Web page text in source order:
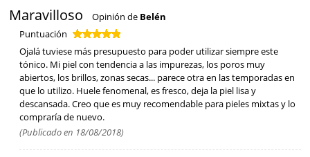
Maravilloso Opinión de Belén
Puntuación
Ojalá tuviese más presupuesto para poder utilizar siempre este
tónico. Mi piel con tendencia a las impurezas, los poros muy
abiertos, los brillos, zonas secas... parece otra en las temporadas en
que lo utilizo. Huele fenomenal, es fresco, deja la piel lisa y
descansada. Creo que es muy recomendable para pieles mixtas y lo
compraría de nuevo.
(Publicado en 18/08/2018)